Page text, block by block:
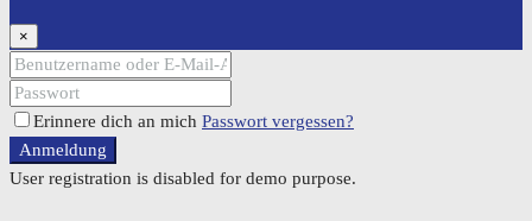
×
Erinnere dich an mich Passwort vergessen?
Anmeldung
User registration is disabled for demo purpose.